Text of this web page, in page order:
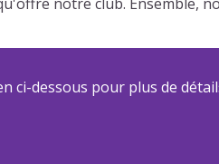
notre club. Ensemble,
ci-dessous pour plus de